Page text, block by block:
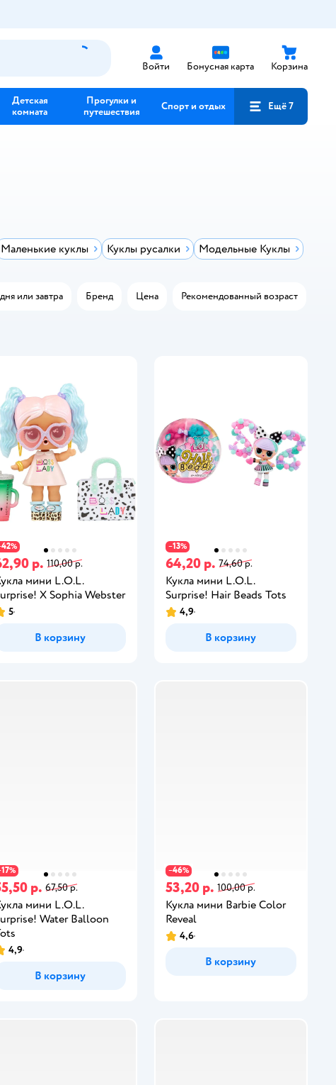
Войти Бонусная карта Корзина
Детская
комната
Прогулки и
путешествия
Спорт и отдых Ещё 7
Маленькие куклы Куклы русалки Модельные Куклы
или завтра Бренд Цена Рекомендованный возраст
42%
р. 110,00 р.
мини L.O.L.
X Sophia Webster
5
В корзину
−13%
64,20 р. 74,60 р.
Кукла мини L.O.L.
Surprise! Hair Beads Tots
4,9
В корзину
17%
р. 67,50 р.
мини L.O.L.
Water Balloon
4,9
В корзину
−46%
53,20 р. 100,00 р.
Кукла мини Barbie Color
Reveal
4,6
В корзину